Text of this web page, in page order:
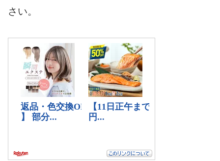
さい。